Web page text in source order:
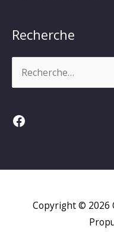
Recherche
Facebook
Copyright © 2026